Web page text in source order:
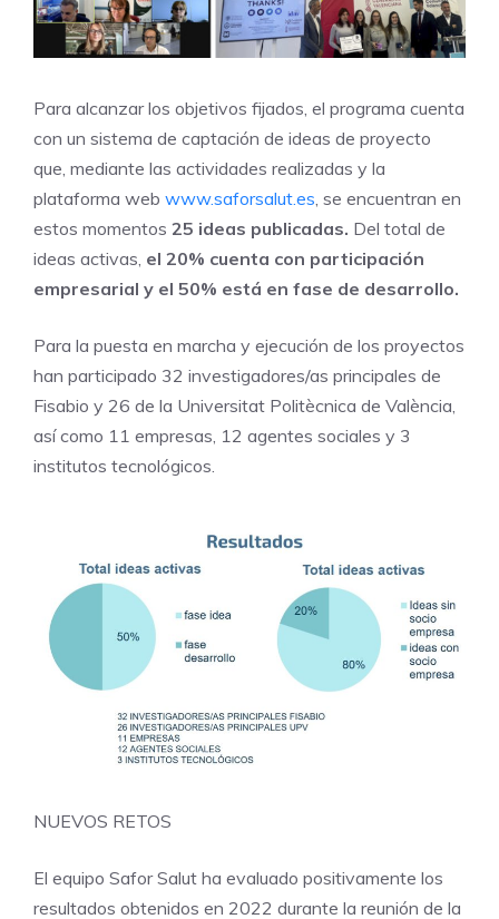
Para alcanzar los objetivos fijados, el programa cuenta
con un sistema de captación de ideas de proyecto
que, mediante las actividades realizadas y la
plataforma web www.saforsalut.es, se encuentran en
estos momentos 25 ideas publicadas. Del total de
ideas activas, el 20% cuenta con participación
empresarial y el 50% está en fase de desarrollo.
Para la puesta en marcha y ejecución de los proyectos
han participado 32 investigadores/as principales de
Fisabio y 26 de la Universitat Politècnica de València,
así como 11 empresas, 12 agentes sociales y 3
institutos tecnológicos.
NUEVOS RETOS
El equipo Safor Salut ha evaluado positivamente los
resultados obtenidos en 2022 durante la reunión de la